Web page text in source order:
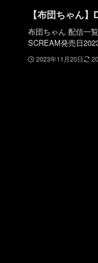
【布団ちゃん
布団ちゃん 配信一
SCREAM発売日
2023年11月20日